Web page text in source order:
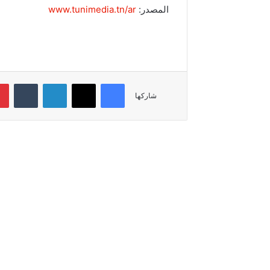
المصدر: www.tunimedia.tn/ar
شاركها
فيسبوك لينكدإن